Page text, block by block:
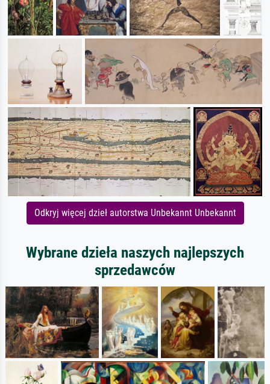
Odkryj więcej dzieł autorstwa Unbekannt Unbekannt
Wybrane dzieła naszych najlepszych
sprzedawców